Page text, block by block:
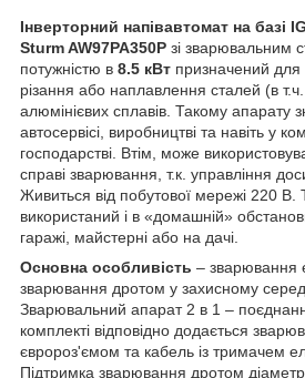
Інверторний напівавтомат на базі
Sturm AW97PA350P зі зварювальним
потужністю в 8.5 кВт призначений для
різання або наплавлення сталей (в
алюмінієвих сплавів. Такому апарату
автосервісі, виробництві та навіть у
господарстві. Втім, може
справі зварювання, т.к. управління
Живиться вiд побутової мережі 220 В.
використаний і в «домашній»
гаражі, майстерні або на дачі.
Основна особливість – зварювання
зварювання дротом у захисному
Зварювальний апарат 2 в 1 –
комплекті відповідно додається
євророз'ємом та кабель із тримачем
Підтримка зварювання дротом